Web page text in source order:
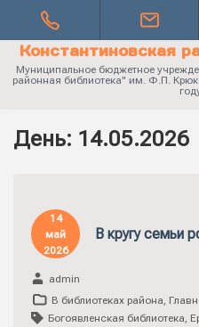
Константиновская
Муниципальное бюджетное
районная библиотека" им. Ф.П.
День: 14.05.2026
14
май
2026
В кругу семьи
admin
В библиотеках района,
Богоявленская библиотека,